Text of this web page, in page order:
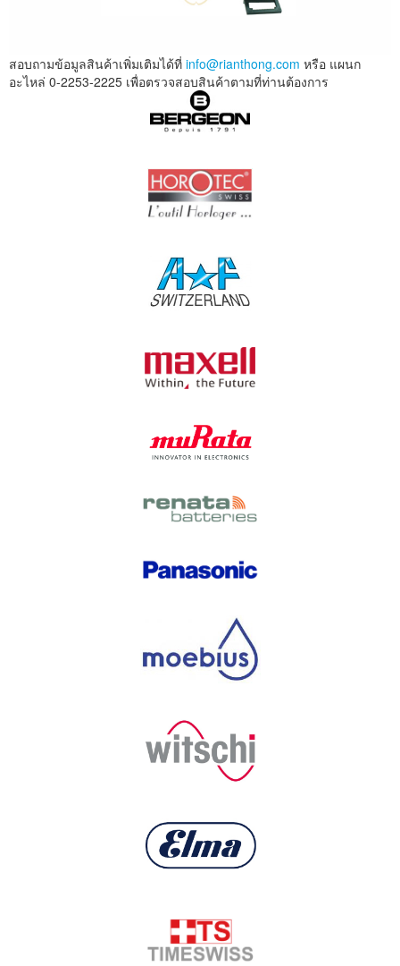
สอบถามข้อมูลสินค้าเพิ่มเติมได้ที่ info@rianthong.com หรือ แผนก
อะไหล่ 0-2253-2225 เพื่อตรวจสอบสินค้าตามที่ท่านต้องการ